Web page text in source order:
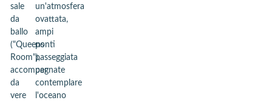
sale
da
ballo
("Queens
Room"),
accompagnate
da
vere
un'atmosfera
ovattata,
ampi
ponti
passeggiata
per
contemplare
l'oceano